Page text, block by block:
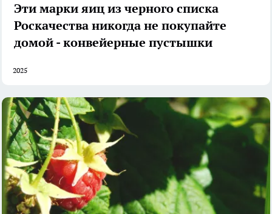
Эти марки яиц из черного списка
Роскачества никогда не покупайте
домой - конвейерные пустышки
2025